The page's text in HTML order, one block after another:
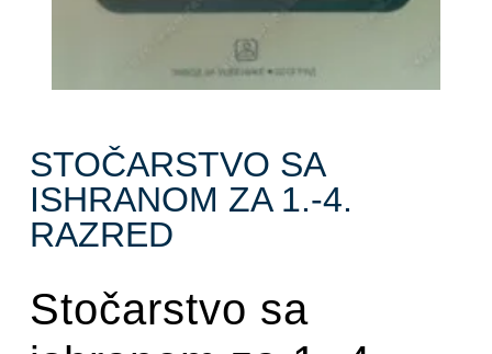
STOČARSTVO SA
ISHRANOM ZA 1.-4.
RAZRED
Stočarstvo sa